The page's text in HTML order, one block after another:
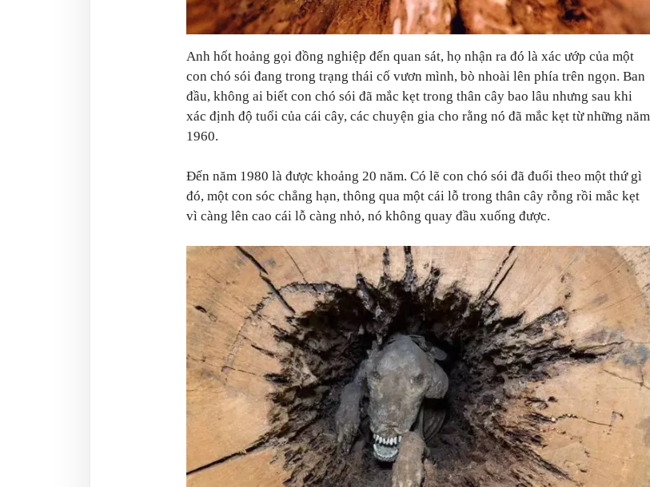
Anh hốt hoảng gọi đồng nghiệp đến quan sát, họ nhận ra đó là xác ướp của một
con chó sói đang trong trạng thái cố vươn mình, bò nhoài lên phía trên ngọn. Ban
đầu, không ai biết con chó sói đã mắc kẹt trong thân cây bao lâu nhưng sau khi
xác định độ tuổi của cái cây, các chuyện gia cho rằng nó đã mắc kẹt từ những năm
1960.
Đến năm 1980 là được khoảng 20 năm. Có lẽ con chó sói đã đuổi theo một thứ gì
đó, một con sóc chẳng hạn, thông qua một cái lỗ trong thân cây rỗng rồi mắc kẹt
vì càng lên cao cái lỗ càng nhỏ, nó không quay đầu xuống được.